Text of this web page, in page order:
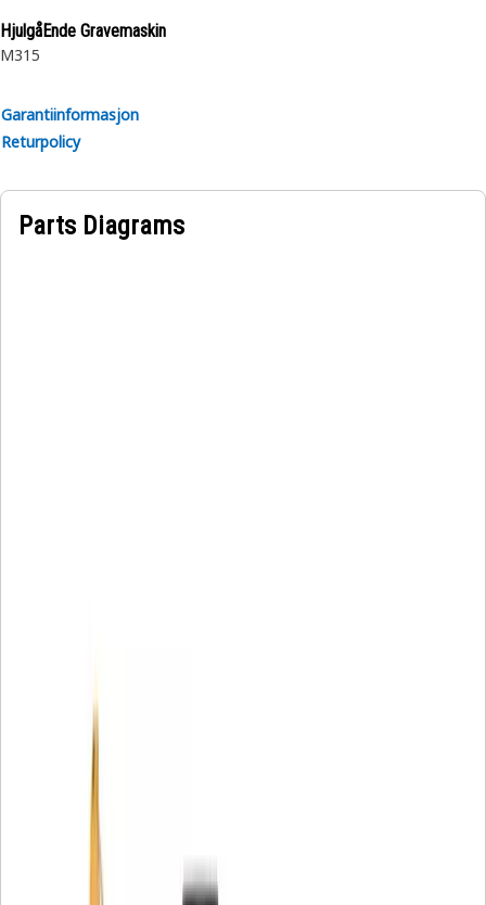
HjulgåEnde Gravemaskin
M315
Garantiinformasjon
Returpolicy
Parts Diagrams